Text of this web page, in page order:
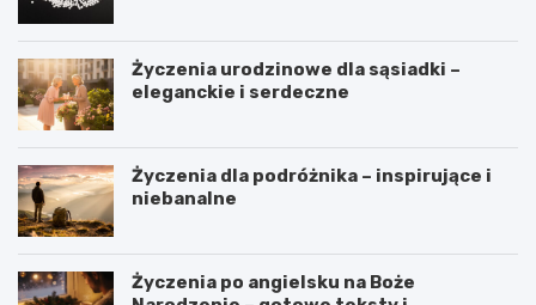
Życzenia urodzinowe dla sąsiadki –
eleganckie i serdeczne
Życzenia dla podróżnika – inspirujące i
niebanalne
Życzenia po angielsku na Boże